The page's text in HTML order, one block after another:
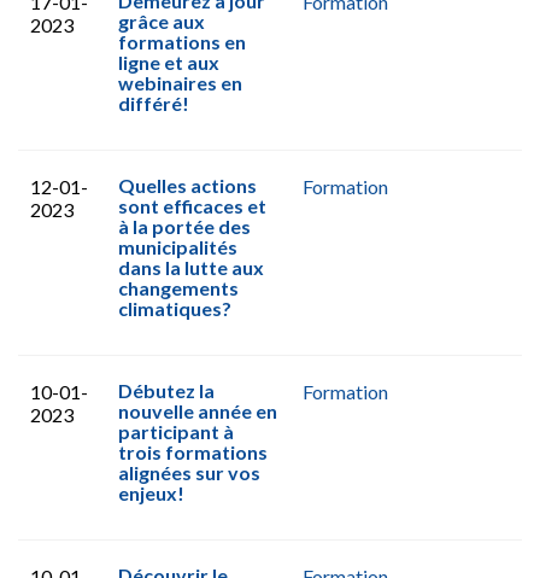
2023
grâce aux
formations en
ligne et aux
webinaires en
différé!
12-01-
2023
Quelles actions
sont efficaces et
à la portée des
municipalités
dans la lutte aux
changements
climatiques?
Formation
10-01-
2023
Débutez la
nouvelle année en
participant à
trois formations
alignées sur vos
enjeux!
Formation